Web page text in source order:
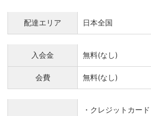
配達エリア 日本全国
入会金 無料(なし)
会費 無料(なし)
・クレジットカード